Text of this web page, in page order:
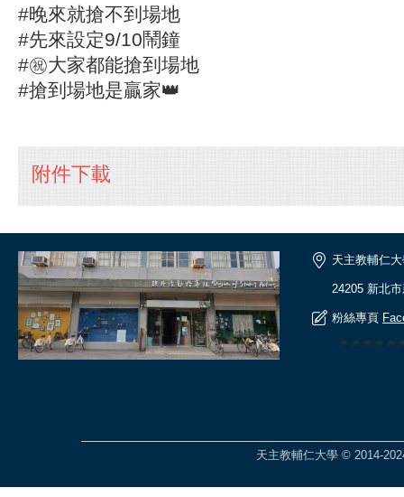
#晚來就搶不到場地
#先來設定9/10鬧鐘
#㊗大家都能搶到場地
#搶到場地是贏家👑
附件下載
天主教輔仁
24205 新北
粉絲專頁
天主教輔仁大學 © 2014-